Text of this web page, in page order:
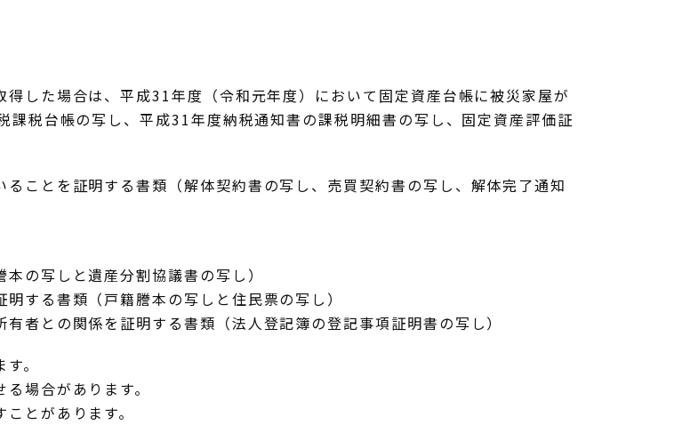
した場合は、平成31年度（令和元年度）において固定資産台帳に被災家屋が
税台帳の写し、平成31年度納税通知書の課税明細書の写し、固定資産評価証
ことを証明する書類（解体契約書の写し、売買契約書の写し、解体完了通知
の写しと遺産分割協議書の写し）
する書類（戸籍謄本の写しと住民票の写し）
者との関係を証明する書類（法人登記簿の登記事項証明書の写し）
。
場合があります。
とがあります。